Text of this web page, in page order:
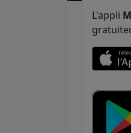
L'appli